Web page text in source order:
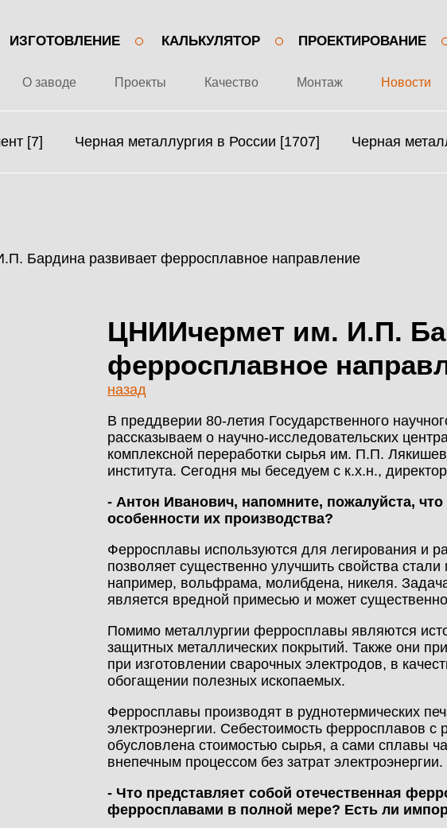
ИЗГОТОВЛЕНИЕ КАЛЬКУЛЯТОР ПРОЕКТИРОВАНИЕ
О заводе Проекты Качество Монтаж Новости
МЕТАЛЛОКОНСТРУКЦИИ
КАРКАСЫ
МЕТАЛЛОКОНСТРУКЦИЙ
КАЛЬКУЛЯТОР
БЫСТРОВОЗВОДИМЫХ
ЗДАНИЙ
ПРОЕКТИРОВАНИЕ
БЫСТРОВОЗВОДИМЫЕ
ЗДАНИЯ
О ЗАВОДЕ
КАЧЕСТВО
МОНТАЖ
КОНТАКТЫ
ЛИЧНЫЙ
[7] Черная металлургия в России [1707] Черная
ЦНИИчермет им. И.П.
ферросплавное
назад
В преддверии 80-летия Государственного
рассказываем о научно-исследовательских
комплексной переработки сырья им. П.П.
института. Сегодня мы беседуем с к.х.н.,
- Антон Иванович, напомните, пожалуйста,
особенности их производства?
Ферросплавы используются для легирования и
позволяет существенно улучшить свойства
например, вольфрама, молибдена, никеля.
является вредной примесью и может
Помимо металлургии ферросплавы являются
защитных металлических покрытий. Также они
при изготовлении сварочных электродов, в
обогащении полезных ископаемых.
Ферросплавы производят в руднотермических
электроэнергии. Себестоимость ферросплавов
обусловлена стоимостью сырья, а сами сплавы
внепечным процессом без затрат электроэнергии.
- Что представляет собой отечественная
ферросплавами в полной мере? Есть ли